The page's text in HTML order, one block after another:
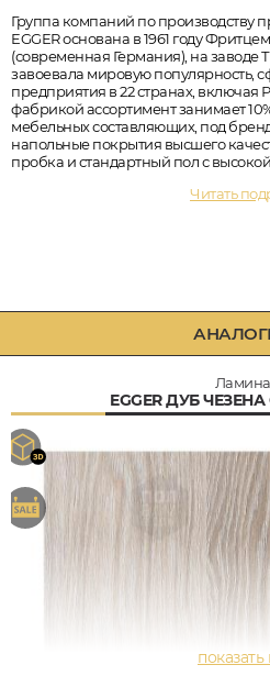
Группа компаний по производству
EGGER основана в 1961 году
(современная Германия), на заводе
завоевала мировую популярность,
предприятия в 22 странах, включая
фабрикой ассортимент занимает
мебельных составляющих, под
напольные покрытия высшего
пробка и стандартный пол с
Читать
EGGER ДУБ